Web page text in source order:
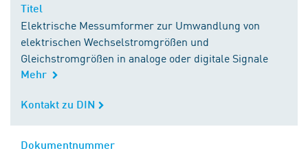
Titel
Elektrische Messumformer zur Umwandlung von
elektrischen Wechselstromgrößen und
Gleichstromgrößen in analoge oder digitale Signale
Mehr
Kontakt zu DIN
Kontakt zu DIN
Dokumentnummer